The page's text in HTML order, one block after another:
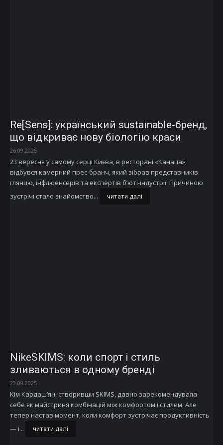
Re[Sens]: український sustainable-бренд,
що відкриває нову біологію краси
26.09.2025
23 вересня у самому серці Києва, в ресторані «Канапа»,
відбувся камерний прес-бранч, який зібрав представників
глянцю, інфлюенсерів та експертів б’юті-індустрії. Причиною
зустрічі стало знайомство...
читати далі
NikeSKIMS: коли спорт і стиль
зливаються в одному бренді
23.09.2025
Кім Кардаш’ян, створивши SKIMS, давно зарекомендувала
себе як майстриня комбінацій між комфортом і стилем. Але
тепер настав момент, коли комфорт зустрічає продуктивність
— і...
читати далі